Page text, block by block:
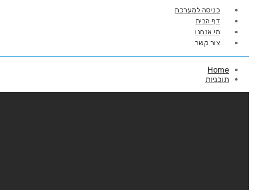
כניסה למערכת
דף הבית
מי אנחנו
צור קשר
Home
תוכניות